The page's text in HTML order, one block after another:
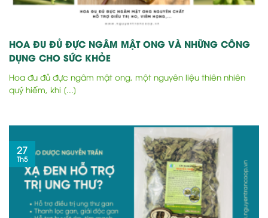
HOA ĐU ĐỦ ĐỰC NGÂM MẬT ONG VÀ NHỮNG CÔNG
DỤNG CHO SỨC KHỎE
Hoa đu đủ đực ngâm mật ong, một nguyên liệu thiên nhiên
quý hiếm, khi [...]
27
Th5